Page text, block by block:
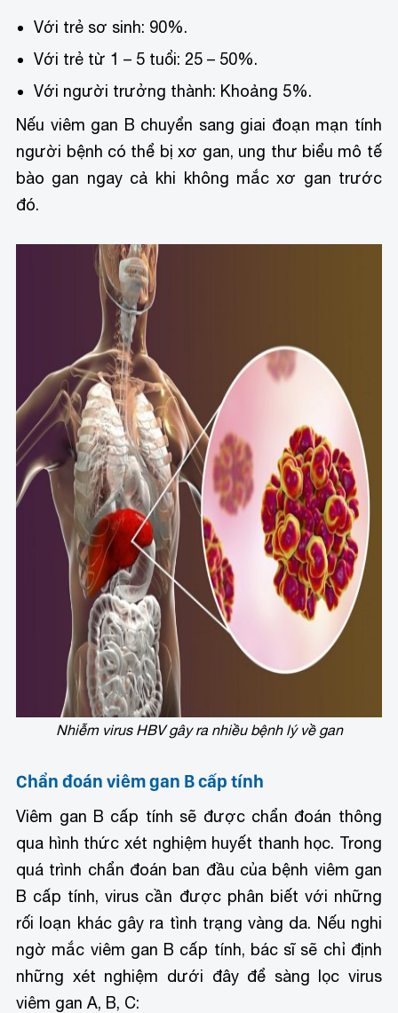
Với trẻ sơ sinh: 90%.
Với trẻ từ 1 – 5 tuổi: 25 – 50%.
Với người trưởng thành: Khoảng 5%.
Nếu viêm gan B chuyển sang giai đoạn mạn tính
người bệnh có thể bị xơ gan, ung thư biểu mô tế
bào gan ngay cả khi không mắc xơ gan trước
đó.
Nhiễm virus HBV gây ra nhiều bệnh lý về gan
Chẩn đoán viêm gan B cấp tính
Viêm gan B cấp tính sẽ được chẩn đoán thông
qua hình thức xét nghiệm huyết thanh học. Trong
quá trình chẩn đoán ban đầu của bệnh viêm gan
B cấp tính, virus cần được phân biết với những
rối loạn khác gây ra tình trạng vàng da. Nếu nghi
ngờ mắc viêm gan B cấp tính, bác sĩ sẽ chỉ định
những xét nghiệm dưới đây để sàng lọc virus
viêm gan A, B, C: